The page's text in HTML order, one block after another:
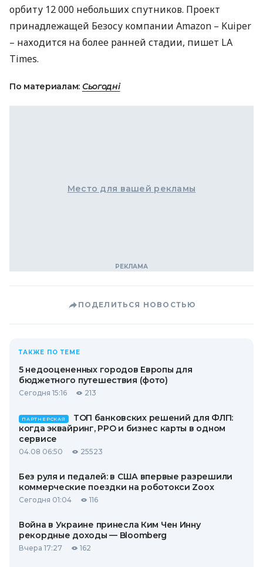
орбиту 12 000 небольших спутников. Проект
принадлежащей Безосу компании Amazon – Kuiper
– находится на более ранней стадии, пишет LA
Times.
По материалам: Сьогодні
Место для вашей рекламы
ПОДЕЛИТЬСЯ НОВОСТЬЮ
ТАКЖЕ ПО ТЕМЕ
5 недооцененных городов Европы для
бюджетного путешествия (фото)
Сегодня 15:16 213
ПАРТНЕРСКАЯ
ТОП банковских решений для ФЛП:
когда эквайринг, РРО и бизнес карты в одном
сервисе
04.08 06:50 25523
Без руля и педалей: в США впервые разрешили
коммерческие поездки на роботокси Zoox
Сегодня 01:04 116
Война в Украине принесла Ким Чен Инну
рекордные доходы — Bloomberg
Вчера 17:27 162